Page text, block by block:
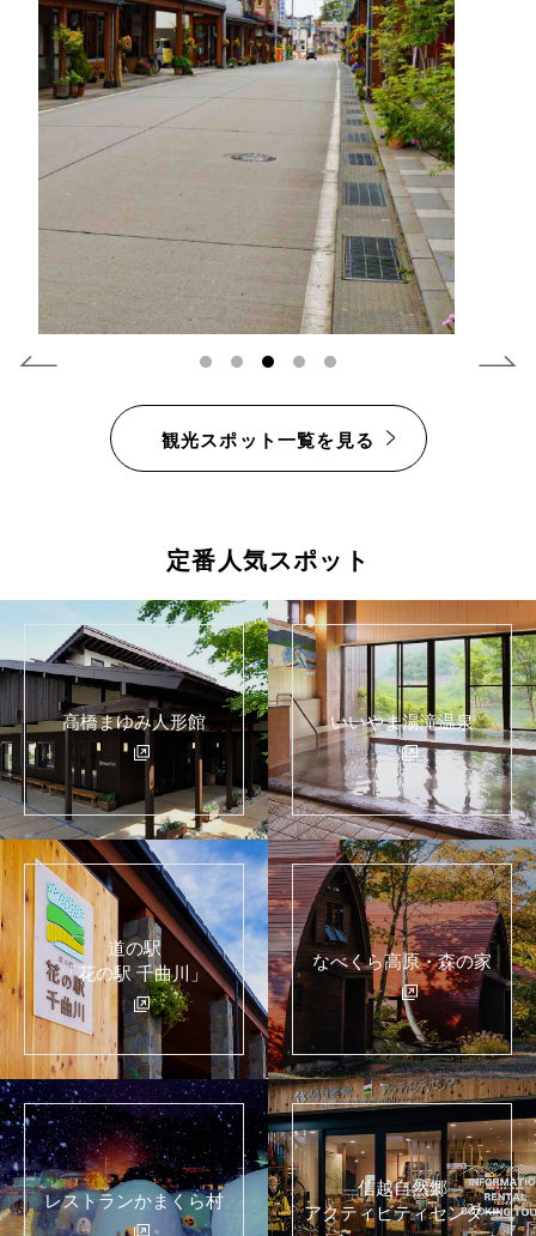
観光スポット一覧を見る
定番人気スポット
高橋まゆみ人形館 いいやま湯滝温泉
道の駅
「花の駅 千曲川」
なべくら高原・森の家
レストランかまくら村
信越自然郷
アクティビティセンター